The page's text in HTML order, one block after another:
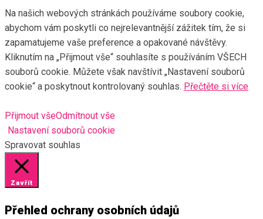
Na našich webových stránkách používáme soubory cookie,
abychom vám poskytli co nejrelevantnější zážitek tím, že si
zapamatujeme vaše preference a opakované návštěvy.
Kliknutím na „Přijmout vše“ souhlasíte s používáním VŠECH
souborů cookie. Můžete však navštívit „Nastavení souborů
cookie“ a poskytnout kontrolovaný souhlas. Přečtěte si více
Přijmout všeOdmítnout vše
Nastavení souborů cookie
Spravovat souhlas
Zavřít
Přehled ochrany osobních údajů